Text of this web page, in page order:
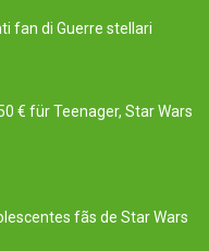
fan di Guerre stellari
€ für Teenager, Star Wars
fãs de Star Wars